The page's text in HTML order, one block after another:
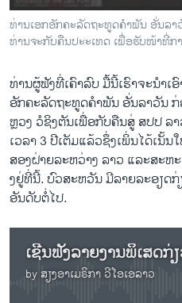
ວີດີໂອ
ສຽງ
ລາຍການກະຈາຍສຽງ
ລາຍງານ
ຕິດຕາມພວກເຮົາ ທີ່
ພາສາຕ່າງໆ
ທ່ານເອກອັກຄະລັດຖະທູດຄໍາພັນ ອັ່ນລາ
ທ່ານຈະກັບຄືນປະະເທດ ເພື່ອ​ຮັບ​ໜ້າ​ທີ່​ກ
ທ່ານ​ຜູ້​ຟັງທີ່​ເຄົາ​ລົບ ມື້​ນີ້ເຮົາຈະນຳ​
ອັກຄະ​ລັດຖະທູດ​ຄຳ​ພັນ ອັ່ນ​ລາ​ວັນ
ຫຼວງ ວໍ​ຊິງຕັນເພື່ອກັບ​ຄືນ​ສູ່ ສປປ ລ
ເວ​ລາ 3 ປີເຕັມແລ້ວຊຶ່ງເພິ່ນ​ໄດ້​ເນັ້
ສອງ​ຝ່າຍລະ​ຫວ່າງ​ ລາວ ແລະ​ສະ​
ງ​ຢູ່​ທີ່ນີ້. ບົວ​ສະ​ຫວັນ ມີ​ລາຍ​ລະ​ອ​ຽດ
ອັນ​ດັບ​ຕໍ່​ໄປ.
by ສຽງອາເມຣິກາ ວີໂອເອລາວ
No media source